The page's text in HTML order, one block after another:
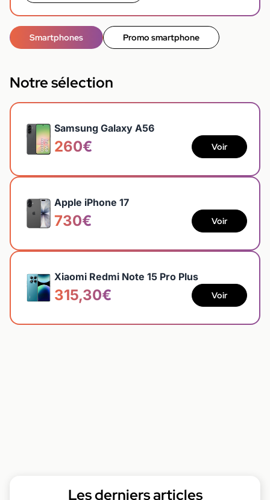
Smartphones Promo smartphone
Notre sélection
Samsung Galaxy A56
260€ Voir
Apple iPhone 17
730€ Voir
Xiaomi Redmi Note 15 Pro Plus
315,30€ Voir
Les derniers articles